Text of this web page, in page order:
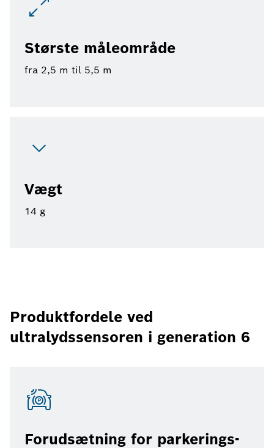
Største måleområde
fra 2,5 m til 5,5 m
Vægt
14 g
Produktfordele ved
ultralydssensoren i generation 6
Forudsætning for parkerings-